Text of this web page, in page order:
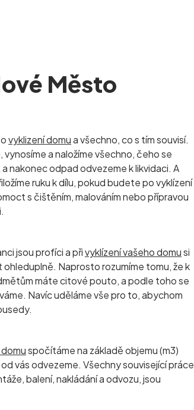
Město
vyklizení domua všechno, co s tím souvisí.
vynosíme a naložíme všechno, čeho se
nakonec odpad odvezeme k likvidaci. A
ruku k dílu, pokud budete po vyklízení
s čištěním, malováním nebo přípravou
jsou profíci a přivyklízení vašeho domusi
Naprosto rozumíme tomu, že k
máte citové pouto, a podle toho se
Navíc uděláme vše pro to, abychom
spočítáme na základě objemu (m3)
vás odvezeme. Všechny související práce
balení, nakládání a odvozu, jsou